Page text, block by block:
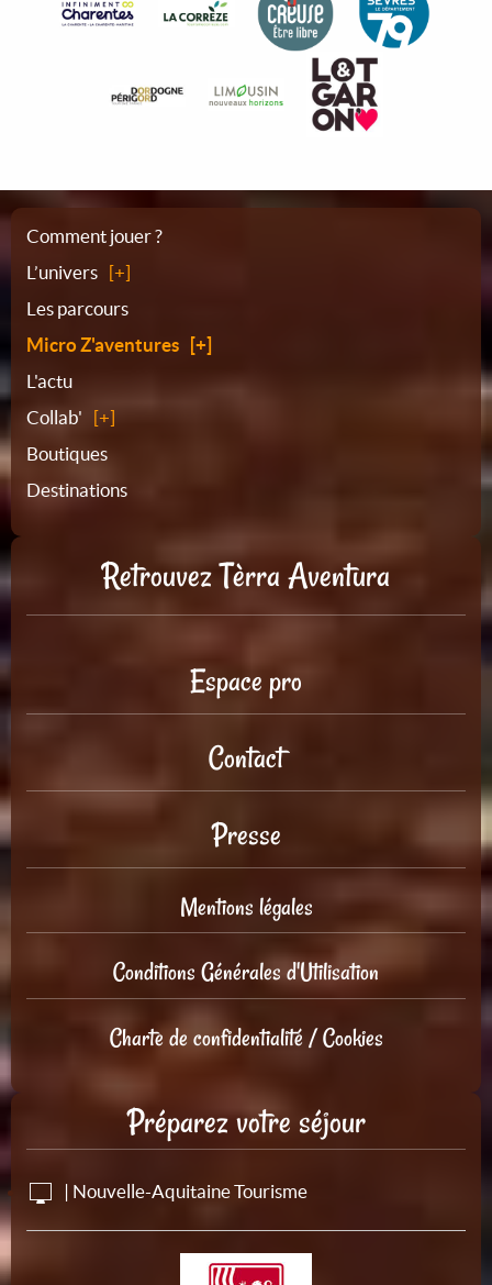
Plan
du
site
Comment jouer ?
L’univers
Les parcours
Micro Z'aventures
L'actu
Collab'
Boutiques
Destinations
Retrouvez Tèrra Aventura
Espace pro
Contact
Presse
Mentions légales
Conditions Générales d'Utilisation
Charte de confidentialité / Cookies
Préparez votre séjour
| Nouvelle-Aquitaine Tourisme